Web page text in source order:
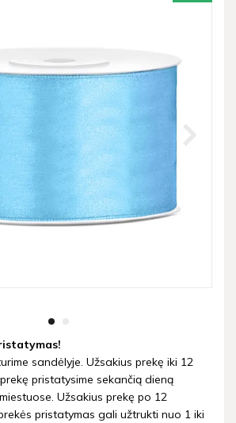
sandėlyje. Užsakius prekę iki 12
pristatysime sekančią dieną
Užsakius prekę po 12
pristatymas gali užtrukti nuo 1 iki